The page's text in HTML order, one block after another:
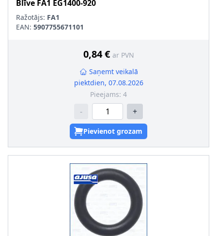
Blīve FA1 EG1400-920
Ražotājs: FA1
EAN: 5907755671101
0,84 € ar PVN
Saņemt veikalā
piektdien, 07.08.2026
Pieejams: 4
- +
Pievienot grozam